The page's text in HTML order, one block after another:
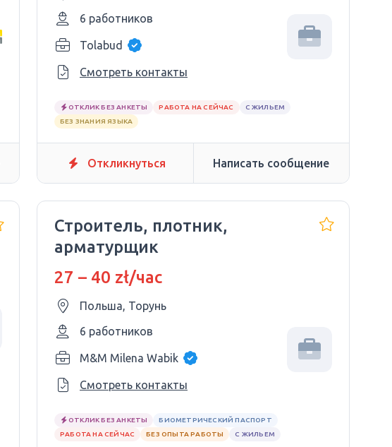
6 работников
Tolabud
Смотреть контакты
ОТКЛИК БЕЗ АНКЕТЫ РАБОТА НА СЕЙЧАС
С ЖИЛЬЕМ
БЕЗ ЗНАНИЯ ЯЗЫКА
Откликнуться Написать сообщение
Строитель, плотник,
арматурщик
27 – 40 zł/час
Польша, Торунь
6 работников
M&M Milena Wabik
Смотреть контакты
ОТКЛИК БЕЗ АНКЕТЫ
БИОМЕТРИЧЕСКИЙ ПАСПОРТ
РАБОТА НА СЕЙЧАС
БЕЗ ОПЫТА РАБОТЫ С ЖИЛЬЕМ